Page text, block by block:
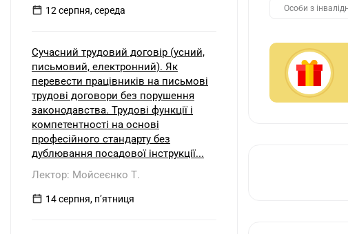
Особи з
12 серпня, середа
Сучасний трудовий договір (усний,
письмовий, електронний). Як
перевести працівників на письмові
трудові договори без порушення
законодавства. Трудові функції і
компетентності на основі
професійного стандарту без
дублювання посадової інструкції...
Лектор: Мойсеєнко Т.
14 серпня, пʼятниця